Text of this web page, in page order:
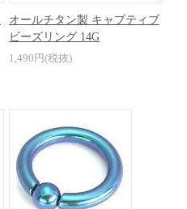
オールチタン製 キャプティブ
ビーズリング 14G
1,490円(税抜)